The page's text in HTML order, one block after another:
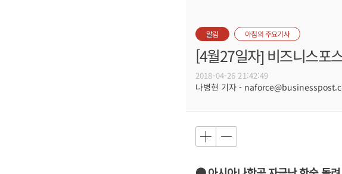
알림 아침의 주요기사
[4월27일자] 비즈니스포
2018-04-26 21:42:49
나병현 기자 -